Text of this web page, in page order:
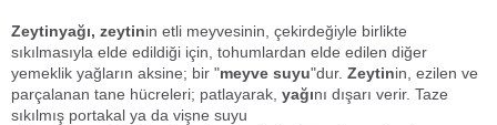
Zeytinyağı, zeytinin etli meyvesinin, çekirdeğiyle birlikte
sıkılmasıyla elde edildiği için, tohumlardan elde edilen diğer
yemeklik yağların aksine; bir "meyve suyu"dur. Zeytinin, ezilen ve
parçalanan tane hücreleri; patlayarak, yağını dışarı verir. Taze
sıkılmış portakal ya da vişne suyu